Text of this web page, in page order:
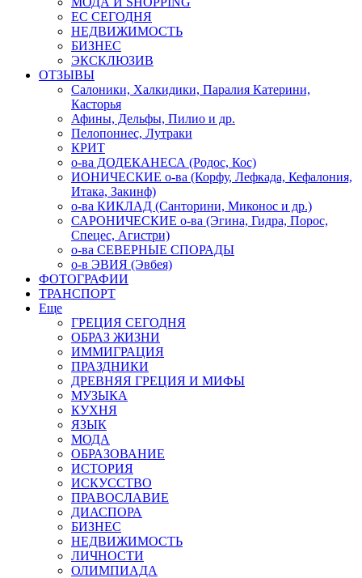
ЕС СЕГОДНЯ
НЕДВИЖИМОСТЬ
БИЗНЕС
ЭКСКЛЮЗИВ
ОТЗЫВЫ
Салоники, Халкидики, Паралия Катерини,
Касторья
Афины, Дельфы, Пилио и др.
Пелопоннес, Лутраки
КРИТ
о-ва ДОДЕКАНЕСА (Родос, Кос)
ИОНИЧЕСКИЕ о-ва (Корфу, Лефкада, Кефалония,
Итака, Закинф)
о-ва КИКЛАД (Санторини, Миконос и др.)
САРОНИЧЕСКИЕ о-ва (Эгина, Гидра, Порос,
Спецес, Агистри)
о-ва СЕВЕРНЫЕ СПОРАДЫ
о-в ЭВИЯ (Эвбея)
ФОТОГРАФИИ
ТРАНСПОРТ
Еще
ГРЕЦИЯ СЕГОДНЯ
ОБРАЗ ЖИЗНИ
ИММИГРАЦИЯ
ПРАЗДНИКИ
ДРЕВНЯЯ ГРЕЦИЯ И МИФЫ
МУЗЫКА
КУХНЯ
ЯЗЫК
МОДА
ОБРАЗОВАНИЕ
ИСТОРИЯ
ИСКУССТВО
ПРАВОСЛАВИЕ
ДИАСПОРА
БИЗНЕС
НЕДВИЖИМОСТЬ
ЛИЧНОСТИ
ОЛИМПИАДА